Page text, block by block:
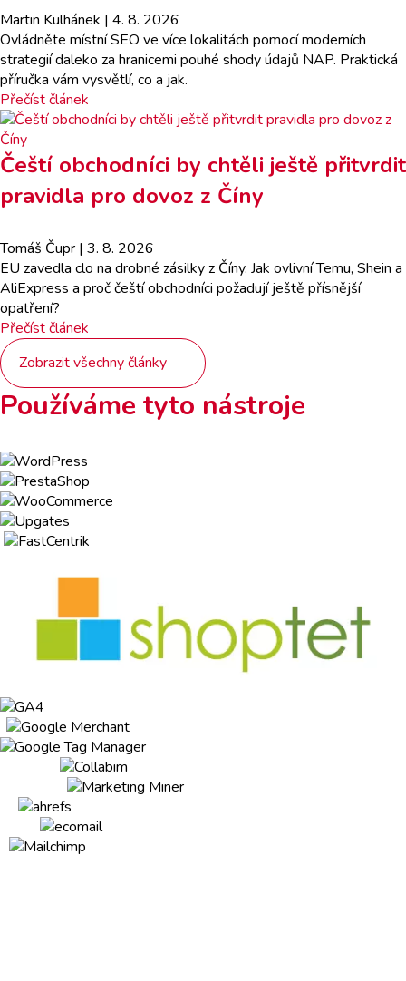
Martin Kulhánek | 4. 8. 2026
Ovládněte místní SEO ve více lokalitách pomocí moderních
strategií daleko za hranicemi pouhé shody údajů NAP. Praktická
příručka vám vysvětlí, co a jak.
Přečíst článek
Čeští obchodníci by chtěli ještě přitvrdit
pravidla pro dovoz z Číny
Tomáš Čupr | 3. 8. 2026
EU zavedla clo na drobné zásilky z Číny. Jak ovlivní Temu, Shein a
AliExpress a proč čeští obchodníci požadují ještě přísnější
opatření?
Přečíst článek
Zobrazit všechny články
Používáme tyto nástroje